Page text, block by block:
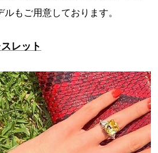
もご用意しております。
レット